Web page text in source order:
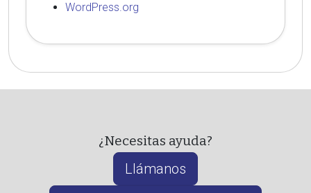
WordPress.org
¿Necesitas ayuda?
Llámanos